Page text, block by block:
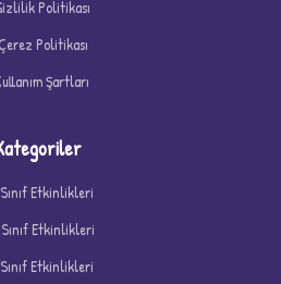
Politikası
Politikası
Şartları
Etkinlikleri
Etkinlikleri
Etkinlikleri